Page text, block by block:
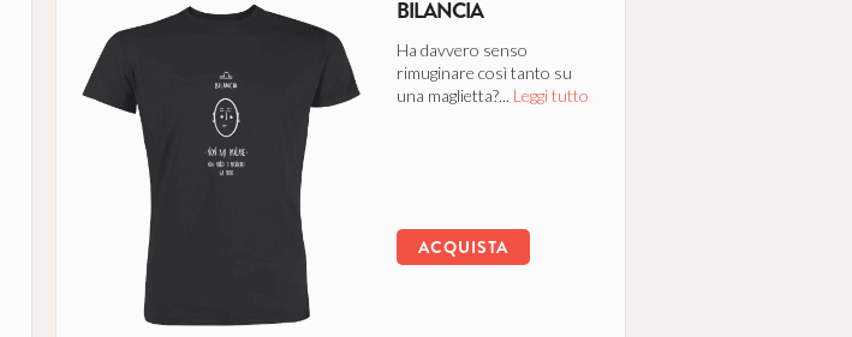
BILANCIA
Ha davvero senso
rimuginare così tanto su
una maglietta?... Leggi tutto
ACQUISTA